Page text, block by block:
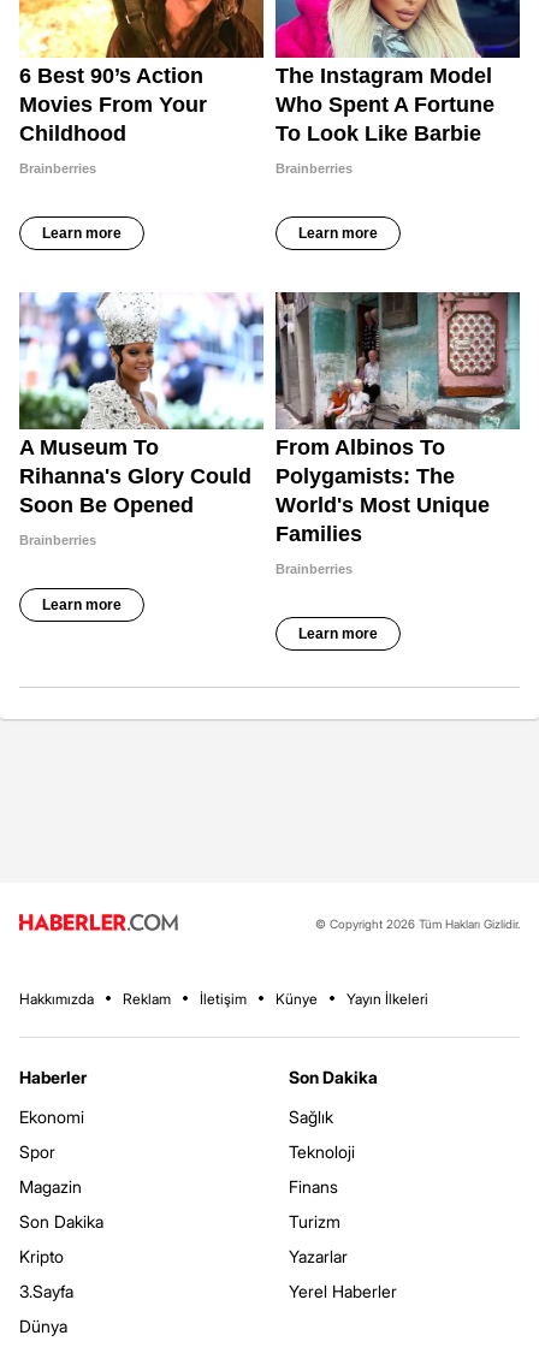
© Copyright 2026 Tüm Hakları Gizlidir.
Hakkımızda Reklam İletişim Künye Yayın İlkeleri
Haberler
Ekonomi
Spor
Magazin
Son Dakika
Kripto
3.Sayfa
Dünya
Son Dakika
Sağlık
Teknoloji
Finans
Turizm
Yazarlar
Yerel Haberler